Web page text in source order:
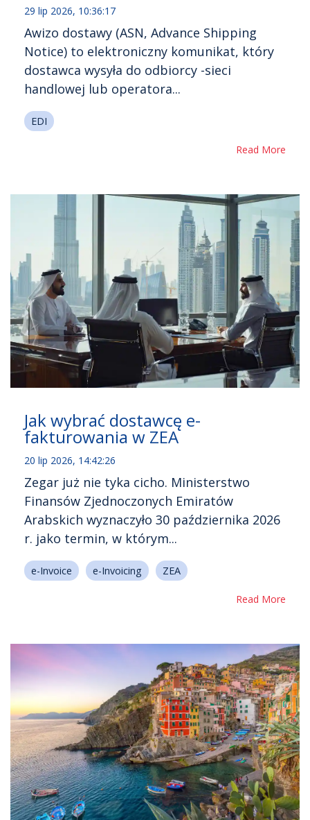
29 lip 2026, 10:36:17
Awizo dostawy (ASN, Advance Shipping
Notice) to elektroniczny komunikat, który
dostawca wysyła do odbiorcy -sieci
handlowej lub operatora...
EDI
Read More
Jak wybrać dostawcę e-
fakturowania w ZEA
20 lip 2026, 14:42:26
Zegar już nie tyka cicho. Ministerstwo
Finansów Zjednoczonych Emiratów
Arabskich wyznaczyło 30 października 2026
r. jako termin, w którym...
e-Invoice e-Invoicing ZEA
Read More